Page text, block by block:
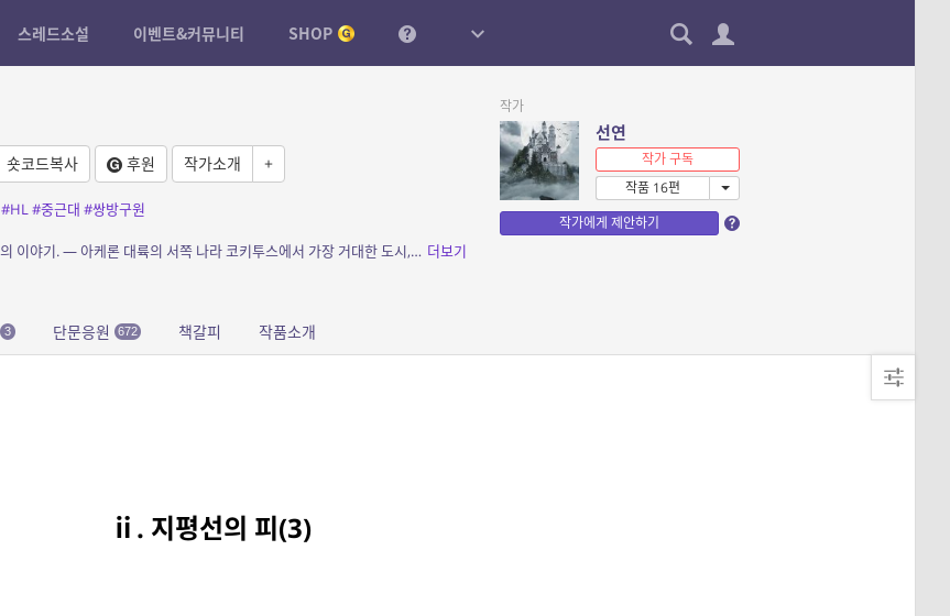
스레드소설 이벤트&커뮤니티 SHOP
숏코드복사 후원 작가소개 +
#HL#중근대 #쌍방구원
소개: 구원을 꿈꾸는 인간들과 구원을 거부한 악마들의 이야기. — 아케론 대륙의 서쪽 나라 코키투스에서 가장 거대한 도시, 테네브리스. 도시의 온갖 흉악범들이 모여 있는 밀턴... 더보기
작가
선연
작가 구독
작품 16편
작가에게 제안하기
3 단문응원 672 책갈피 작품소개
ⅱ. 지평선의 피(3)